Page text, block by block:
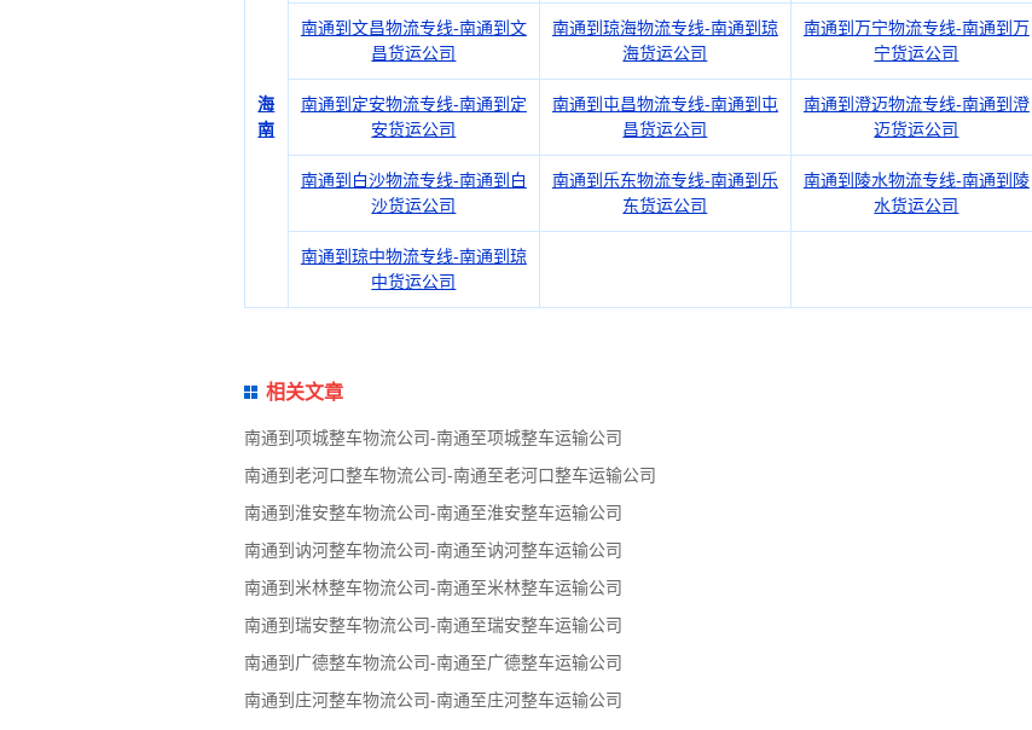
海
南
南通到文昌物流专线-南通到文
昌货运公司
南通到琼海物流专线-南通到琼
海货运公司
南通到万宁物流专线-南通到万
宁货运公司
南通到定安物流专线-南通到定
安货运公司
南通到屯昌物流专线-南通到屯
昌货运公司
南通到澄迈物流专线-南通到澄
迈货运公司
南通到白沙物流专线-南通到白
沙货运公司
南通到乐东物流专线-南通到乐
东货运公司
南通到陵水物流专线-南通到陵
水货运公司
南通到琼中物流专线-南通到琼
中货运公司
相关文章
南通到项城整车物流公司-南通至项城整车运输公司
南通到老河口整车物流公司-南通至老河口整车运输公司
南通到淮安整车物流公司-南通至淮安整车运输公司
南通到讷河整车物流公司-南通至讷河整车运输公司
南通到米林整车物流公司-南通至米林整车运输公司
南通到瑞安整车物流公司-南通至瑞安整车运输公司
南通到广德整车物流公司-南通至广德整车运输公司
南通到庄河整车物流公司-南通至庄河整车运输公司